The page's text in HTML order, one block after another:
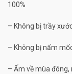
100%
– Không bị trầy
– Không bị nấm
– Ấm về mùa đông,